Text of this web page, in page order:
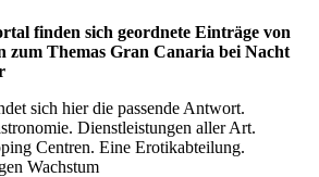
finden sich geordnete Einträge von
zum Themas Gran Canaria bei Nacht
sich hier die passende Antwort.
Dienstleistungen aller Art.
Centren. Eine Erotikabteilung.
Wachstum